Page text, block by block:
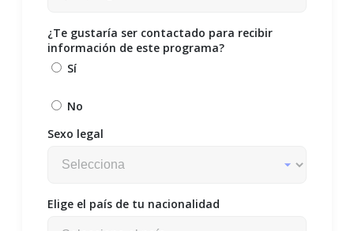
¿Te gustaría ser contactado para recibir
información de este programa?
Sí
No
Sexo legal
Elige el país de tu nacionalidad